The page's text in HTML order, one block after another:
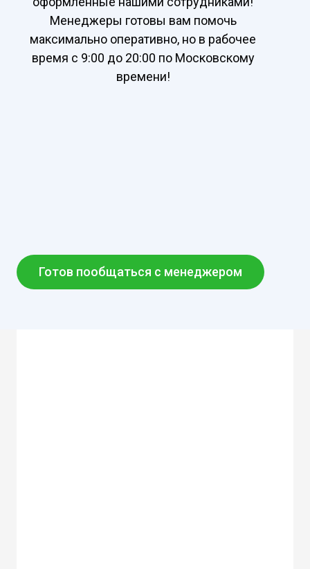
Готов пообщаться с менеджером
Менеджеры готовы вам помочь
максимально оперативно, но в рабочее
время с 9:00 до 20:00 по Московскому
времени!